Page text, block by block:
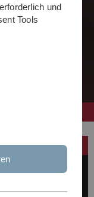
und
Tools